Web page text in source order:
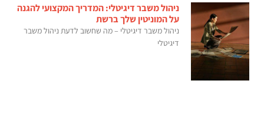
ניהול משבר דיגיטלי: המדריך המקצועי להגנה
על המוניטין שלך ברשת
ניהול משבר דיגיטלי – מה שחשוב לדעת ניהול משבר
דיגיטלי